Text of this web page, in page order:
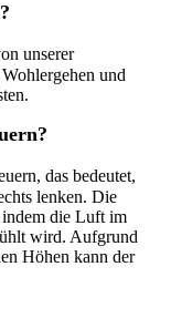
unserer
und
das bedeutet,
lenken. Die
indem die Luft im
wird. Aufgrund
Höhen kann der